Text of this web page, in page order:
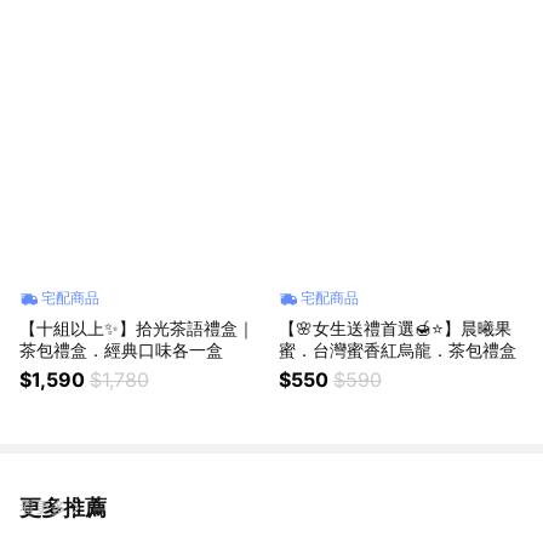
宅配商品
【十組以上✨】拾光茶語禮盒｜
茶包禮盒．經典口味各一盒
$1,590 $1,780
宅配商品
【🌸女生送禮首選🍯⭐️】晨曦果
蜜．台灣蜜香紅烏龍．茶包禮盒
$550 $590
更多推薦
看更多